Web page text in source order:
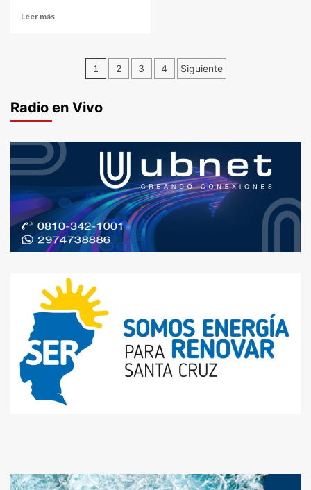
Leer más
Paginación
entradas
1 2 3 4 Siguiente
Radio en Vivo